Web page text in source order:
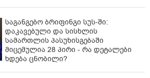
საგანგებო ბრიფინგი სუს-ში:
დაკავებული და სისხლის
სამართლის პასუხისგებაში
მიცემულია 28 პირი - რა დეტალები
ხდება ცნობილი?